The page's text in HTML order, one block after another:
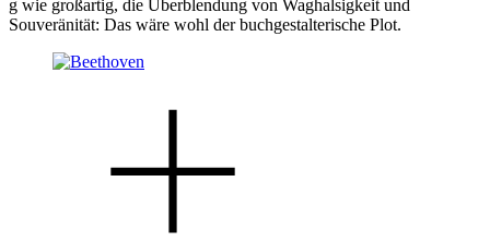
g wie großartig, die Überblendung von Waghalsigkeit und
Souveränität: Das wäre wohl der buchgestalterische Plot.